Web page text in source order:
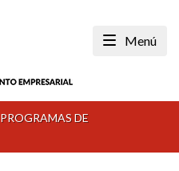
Menú
PROGRAMAS DE